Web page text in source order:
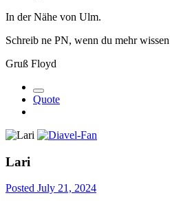
In der Nähe von Ulm.
Schreib ne PN, wenn du mehr
Gruß Floyd
Quote
Lari
Posted July 21, 2024